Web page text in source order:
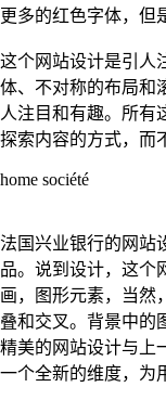
更多的红色字体，但
这个网站设计是引人
体、不对称的布局和
人注目和有趣。所有
探索内容的方式，而
home société
法国兴业银行的网站
品。说到设计，这个
画，图形元素，当然
叠和交叉。背景中的
精美的网站设计与上
一个全新的维度，为